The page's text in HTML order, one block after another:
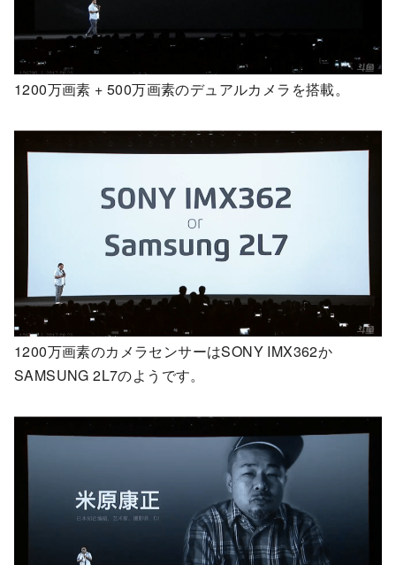
1200万画素 + 500万画素のデュアルカメラを搭載。
1200万画素のカメラセンサーはSONY IMX362か
SAMSUNG 2L7のようです。